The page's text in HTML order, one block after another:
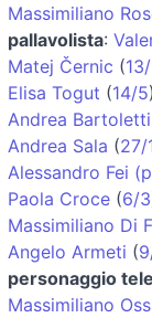
Massimiliano
pallavolista:
Matej Černic (
Elisa Togut (14/5)
Andrea Bartoletti
Andrea Sala (27/
Alessandro Fei
Paola Croce (6/3
Massimiliano Di
Angelo Armeti (
personaggio
Massimiliano